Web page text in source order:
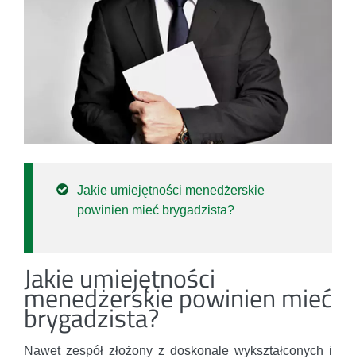
Jakie umiejętności menedżerskie
powinien mieć brygadzista?
Jakie umiejętności
menedżerskie powinien mieć
brygadzista?
Nawet zespół złożony z doskonale wykształconych i